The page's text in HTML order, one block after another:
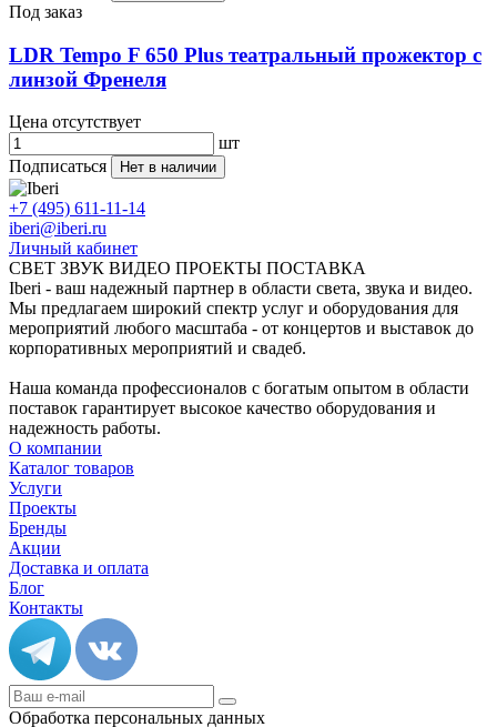
Под заказ
LDR Tempo F 650 Plus театральный прожектор с
линзой Френеля
Цена отсутствует
шт
Подписаться
Нет в наличии
+7 (495) 611-11-14
iberi@iberi.ru
Личный кабинет
СВЕТ ЗВУК ВИДЕО ПРОЕКТЫ ПОСТАВКА
Iberi - ваш надежный партнер в области света, звука и видео.
Мы предлагаем широкий спектр услуг и оборудования для
мероприятий любого масштаба - от концертов и выставок до
корпоративных мероприятий и свадеб.
Наша команда профессионалов с богатым опытом в области
поставок гарантирует высокое качество оборудования и
надежность работы.
О компании
Каталог товаров
Услуги
Проекты
Бренды
Акции
Доставка и оплата
Блог
Контакты
Обработка персональных данных